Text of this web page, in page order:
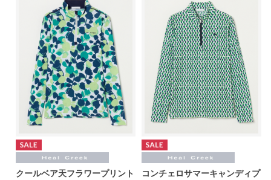
クールベア天フラワープリント
コンチェロサマーキャンディプ